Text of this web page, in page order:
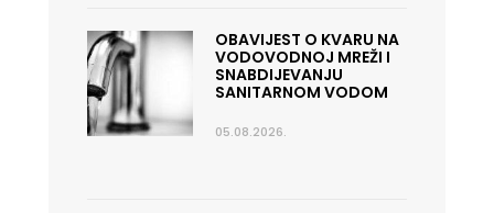
OBAVIJEST O KVARU NA
VODOVODNOJ MREŽI I
SNABDIJEVANJU
SANITARNOM VODOM
05.08.2026.